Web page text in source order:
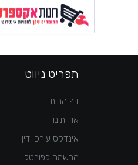
תפריט ניווט
דף הבית
אודותינו
אינדקס עורכי דין
הרשמה לפורטל